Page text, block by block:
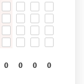
0 0 0 0